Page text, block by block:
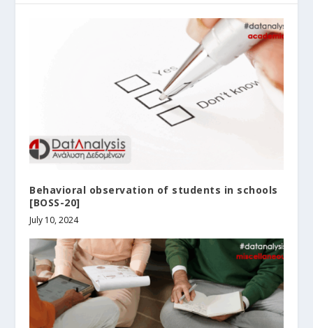
Behavioral observation of students in schools
[BOSS-20]
July 10, 2024